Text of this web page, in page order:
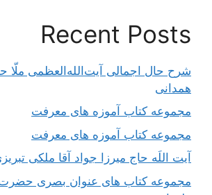
Recent Posts
شرح حال اجمالی آیت‌الله‌العظمی ملّا
همدانی
مجموعه کتاب آموزه های معرفت
مجموعه کتاب آموزه های معرفت
آیت اللَه حاج میرزا جواد آقا ملکی
مجموعه کتاب های عنوان بصری حضرت